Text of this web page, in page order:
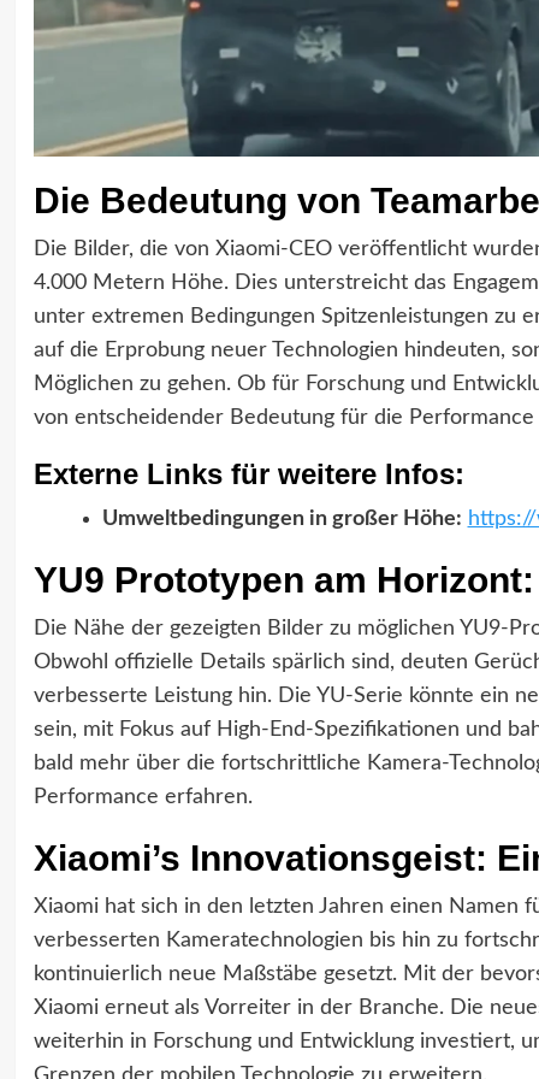
Die Bedeutung von
Die Bilder, die von Xiaomi-CEO veröffentlicht
4.000 Metern Höhe. Dies unterstreicht das
unter extremen Bedingungen Spitzenleistungen zu
auf die Erprobung neuer Technologien hindeuten,
Möglichen zu gehen. Ob für Forschung und
von entscheidender Bedeutung für die Performance
Externe Links für weitere Infos:
Umweltbedingungen in großer Höhe:
YU9 Prototypen am
Die Nähe der gezeigten Bilder zu möglichen YU9-
Obwohl offizielle Details spärlich sind, deuten
verbesserte Leistung hin. Die YU-Serie könnte ein
sein, mit Fokus auf High-End-Spezifikationen und
bald mehr über die fortschrittliche Kamera-
Performance erfahren.
Xiaomi’s Innovationsgeist:
Xiaomi hat sich in den letzten Jahren einen Namen
verbesserten Kameratechnologien bis hin zu
kontinuierlich neue Maßstäbe gesetzt. Mit der
Xiaomi erneut als Vorreiter in der Branche. Die
weiterhin in Forschung und Entwicklung investiert,